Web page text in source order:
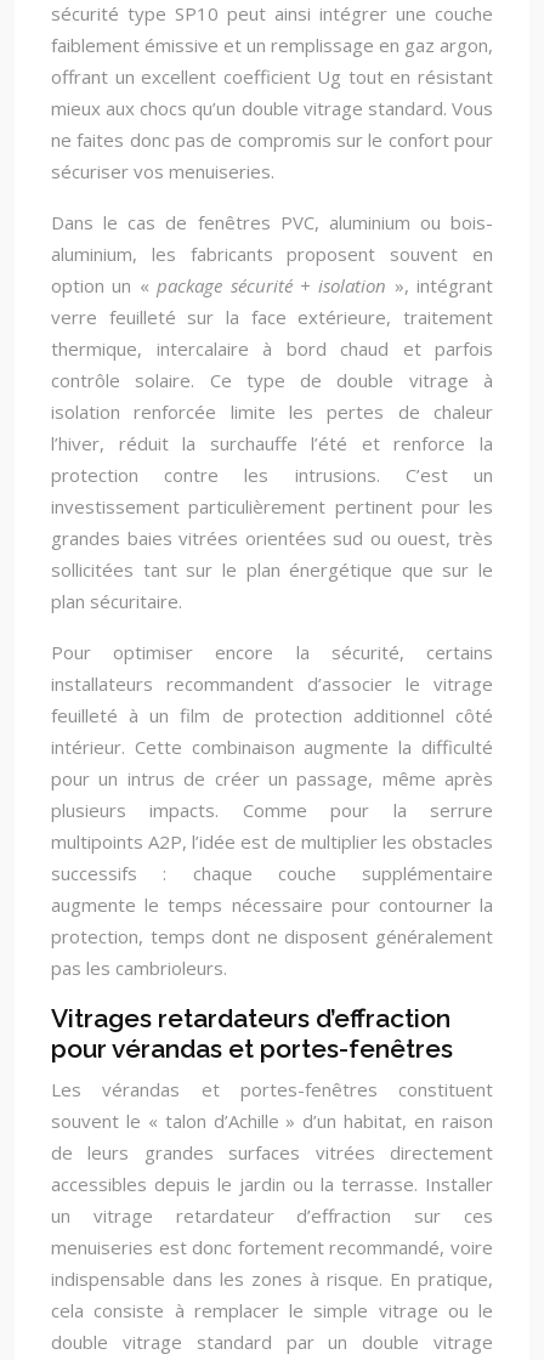
sécurité type SP10 peut ainsi intégrer une couche
faiblement émissive et un remplissage en gaz argon,
offrant un excellent coefficient Ug tout en résistant
mieux aux chocs qu’un double vitrage standard. Vous
ne faites donc pas de compromis sur le confort pour
sécuriser vos menuiseries.
Dans le cas de fenêtres PVC, aluminium ou bois-
aluminium, les fabricants proposent souvent en
option un «package sécurité + isolation », intégrant
verre feuilleté sur la face extérieure, traitement
thermique, intercalaire à bord chaud et parfois
contrôle solaire. Ce type de double vitrage à
isolation renforcée limite les pertes de chaleur
l’hiver, réduit la surchauffe l’été et renforce la
protection contre les intrusions. C’est un
investissement particulièrement pertinent pour les
grandes baies vitrées orientées sud ou ouest, très
sollicitées tant sur le plan énergétique que sur le
plan sécuritaire.
Pour optimiser encore la sécurité, certains
installateurs recommandent d’associer le vitrage
feuilleté à un film de protection additionnel côté
intérieur. Cette combinaison augmente la difficulté
pour un intrus de créer un passage, même après
plusieurs impacts. Comme pour la serrure
multipoints A2P, l’idée est de multiplier les obstacles
successifs : chaque couche supplémentaire
augmente le temps nécessaire pour contourner la
protection, temps dont ne disposent généralement
pas les cambrioleurs.
Vitrages retardateurs d’effraction
pour vérandas et portes-fenêtres
Les vérandas et portes-fenêtres constituent
souvent le « talon d’Achille » d’un habitat, en raison
de leurs grandes surfaces vitrées directement
accessibles depuis le jardin ou la terrasse. Installer
un vitrage retardateur d’effraction sur ces
menuiseries est donc fortement recommandé, voire
indispensable dans les zones à risque. En pratique,
cela consiste à remplacer le simple vitrage ou le
double vitrage standard par un double vitrage